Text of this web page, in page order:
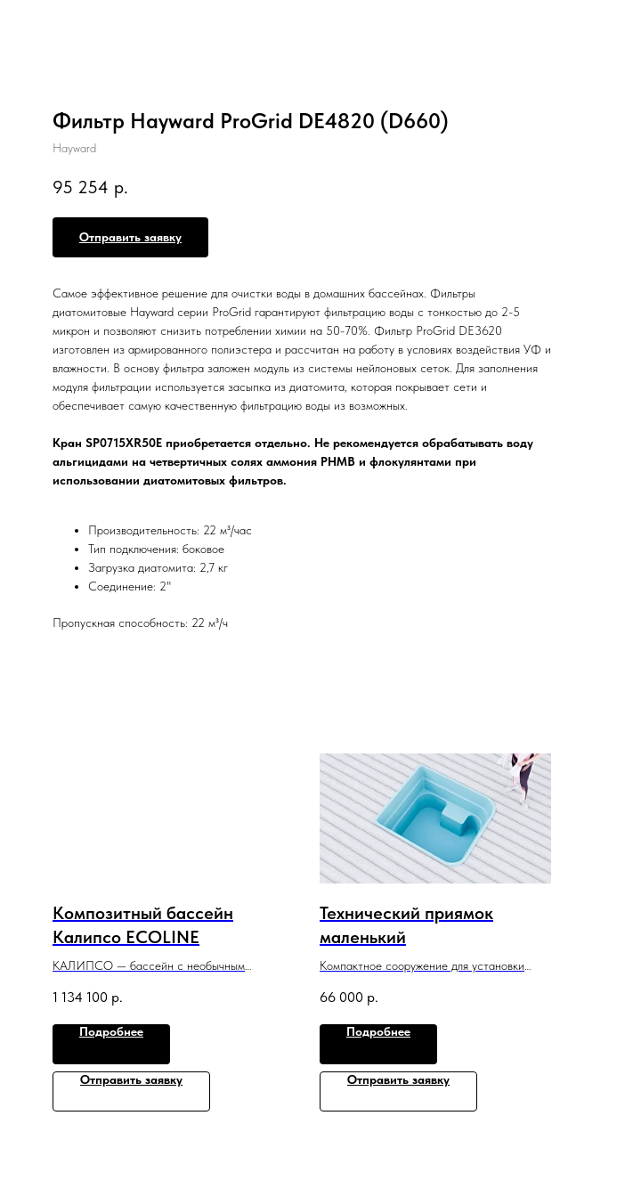
Фильтр Hayward ProGrid DE4820 (D660)
Hayward
95 254 р.
Отправить заявку
Самое эффективное решение для очистки воды в домашних бассейнах. Фильтры
диатомитовые Hayward серии ProGrid гарантируют фильтрацию воды с тонкостью до 2-5
микрон и позволяют снизить потреблении химии на 50-70%. Фильтр ProGrid DE3620
изготовлен из армированного полиэстера и рассчитан на работу в условиях воздействия УФ и
влажности. В основу фильтра заложен модуль из системы нейлоновых сеток. Для заполнения
модуля фильтрации используется засыпка из диатомита, которая покрывает сети и
обеспечивает самую качественную фильтрацию воды из возможных.
Кран SP0715XR50E приобретается отдельно. Не рекомендуется обрабатывать воду
альгицидами на четвертичных солях аммония PHMB и флокулянтами при
использовании диатомитовых фильтров.
Производительность: 22 м³/час
Тип подключения: боковое
Загрузка диатомита: 2,7 кг
Соединение: 2"
Пропускная способность: 22 м³/ч
Композитный бассейн
Калипсо ECOLINE
КАЛИПСО — бассейн с необычным
призывает к спокойному отдыху и релаксу
в воде.
8 м x 3,6 м x 1,5 м
1 134 100 р.
Подробнее
Отправить заявку
Технический приямок
маленький
Компактное сооружение для установки
разместить коммуникации рядом
с бассейном.
1,29 м x1,2 м x 0,9 м
66 000 р.
Подробнее
Отправить заявку